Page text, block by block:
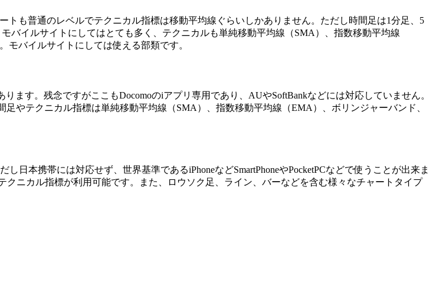
トも普通のレベルでテクニカル指標は移動平均線ぐらいしかありません。ただし時間足は1分足、5
バイルサイトにしてはとても多く、テクニカルも単純移動平均線（SMA）、指数移動平均線
モバイルサイトにしては使える部類です。
ます。残念ですがここもDocomoのiアプリ専用であり、AUやSoftBankなどには対応していません。
やテクニカル指標は単純移動平均線（SMA）、指数移動平均線（EMA）、ボリンジャーバンド、
日本携帯には対応せず、世界基準であるiPhoneなどSmartPhoneやPocketPCなどで使うことが出来ま
クニカル指標が利用可能です。また、ロウソク足、ライン、バーなどを含む様々なチャートタイプ